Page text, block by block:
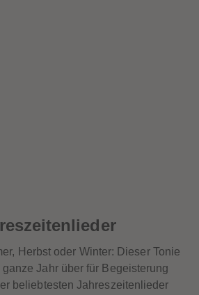
Herbst oder Winter: Dieser Tonie
ganze Jahr über für Begeisterung
beliebtesten Jahreszeitenlieder